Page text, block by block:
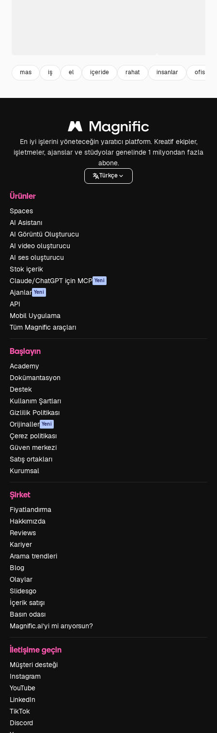
mas iş el içeride rahat insanlar ofis
En iyi işlerini yöneteceğin yaratıcı platform. Kreatif ekipler,
işletmeler, ajanslar ve stüdyolar genelinde 1 milyondan fazla
abone.
Türkçe
Ürünler
Spaces
AI Asistanı
AI Görüntü Oluşturucu
AI video oluşturucu
AI ses oluşturucu
Stok içerik
Claude/ChatGPT için MCP Yeni
Ajanlar Yeni
API
Mobil Uygulama
Tüm Magnific araçları
Başlayın
Academy
Dokümantasyon
Destek
Kullanım Şartları
Gizlilik Politikası
Orijinaller Yeni
Çerez politikası
Güven merkezi
Satış ortakları
Kurumsal
Şirket
Fiyatlandırma
Hakkımızda
Reviews
Kariyer
Arama trendleri
Blog
Olaylar
Slidesgo
İçerik satışı
Basın odası
Magnific.ai’yi mi arıyorsun?
İletişime geçin
Müşteri desteği
Instagram
YouTube
LinkedIn
TikTok
Discord